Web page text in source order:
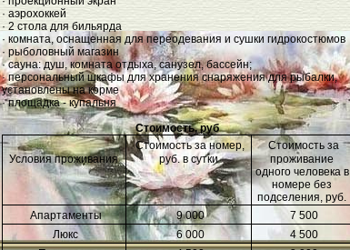
· аэрохоккей
· 2 стола для бильярда
· комната, оснащенная для переодевания и сушки гидрокостюмов
· рыболовный магазин
· сауна: душ, комната отдыха, санузел, бассейн;
· персональный шкафы для хранения снаряжения для рыбалки,
установлены на корме
· площадка - купальня
Стоимость, руб
Условия проживания
Стоимость за номер,
руб. в сутки
Стоимость за
проживание
одного человека в
номере без
подселения, руб.
Апартаменты
9 000
7 500
Люкс
6 000
4 500